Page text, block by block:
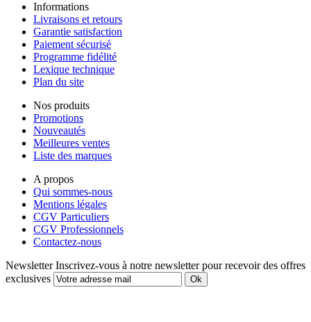
Informations
Livraisons et retours
Garantie satisfaction
Paiement sécurisé
Programme fidélité
Lexique technique
Plan du site
Nos produits
Promotions
Nouveautés
Meilleures ventes
Liste des marques
A propos
Qui sommes-nous
Mentions légales
CGV Particuliers
CGV Professionnels
Contactez-nous
Newsletter Inscrivez-vous à notre newsletter pour recevoir des offres
exclusives